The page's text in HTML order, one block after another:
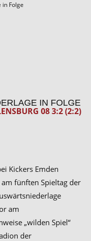
Folge
IN FOLGE
08 3:2 (2:2)
Kickers Emden
fünften Spieltag der
am
„wilden Spiel“
der